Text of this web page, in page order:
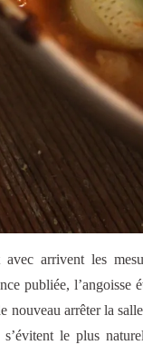
avec arrivent les
publiée, l’angoisse
nouveau arrêter la
le plus